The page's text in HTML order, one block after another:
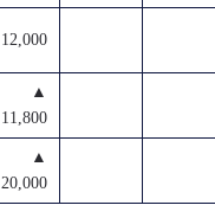
12,000
▲
11,800
▲
20,000